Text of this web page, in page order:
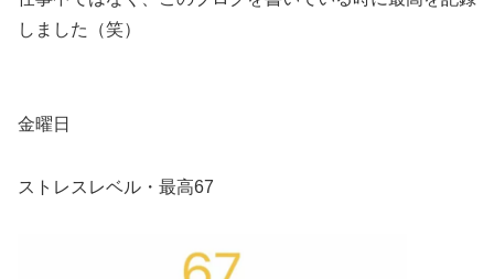
しました（笑）
金曜日
ストレスレベル・最高67